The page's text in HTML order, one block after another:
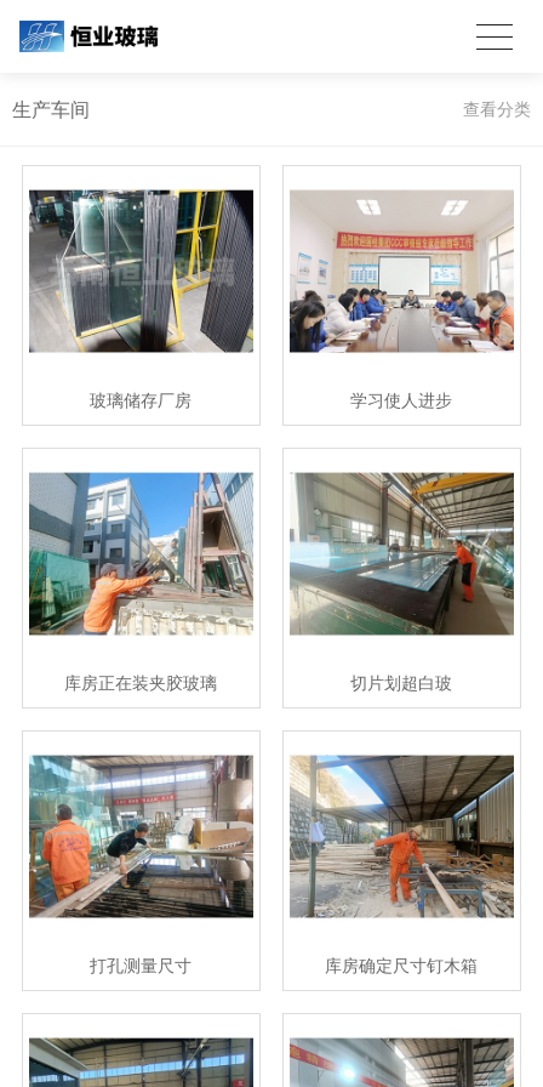
生产车间 查看分类
玻璃储存厂房 学习使人进步
库房正在装夹胶玻璃 切片划超白玻
打孔测量尺寸 库房确定尺寸钉木箱